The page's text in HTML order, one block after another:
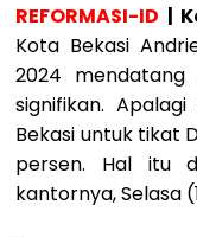
REFORMASI-ID |
Kota Bekasi
2024
signifikan.
Bekasi untuk tikat
persen. Hal itu
kantornya, Selasa